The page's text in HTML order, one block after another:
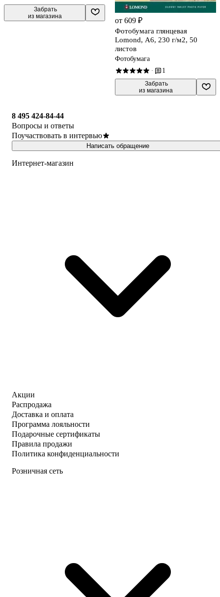
Забрать
из магазина
от 609 ₽
Фотобумага глянцевая
Lomond, А6, 230 г/м2, 50
листов
Фотобумага
· 1
Забрать
из магазина
8 495 424-84-44
Вопросы и ответы
Поучаствовать в интервью
Написать обращение
Интернет-магазин
Акции
Распродажа
Доставка и оплата
Программа лояльности
Подарочные сертификаты
Правила продажи
Политика конфиденциальности
Розничная сеть